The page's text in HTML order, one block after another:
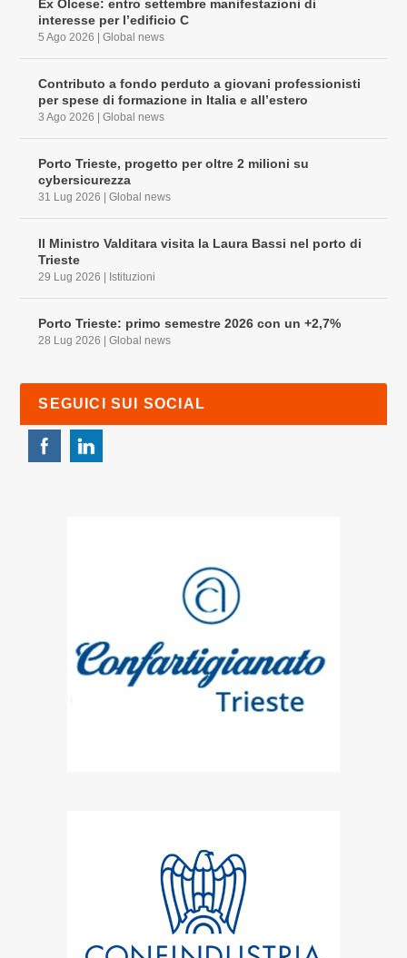
Ex Olcese: entro settembre manifestazioni di
interesse per l’edificio C
5 Ago 2026 |Global news
Contributo a fondo perduto a giovani professionisti
per spese di formazione in Italia e all’estero
3 Ago 2026 |Global news
Porto Trieste, progetto per oltre 2 milioni su
cybersicurezza
31 Lug 2026 |Global news
Il Ministro Valditara visita la Laura Bassi nel porto di
Trieste
29 Lug 2026 | Istituzioni
Porto Trieste: primo semestre 2026 con un +2,7%
28 Lug 2026 |Global news
SEGUICI SUI SOCIAL